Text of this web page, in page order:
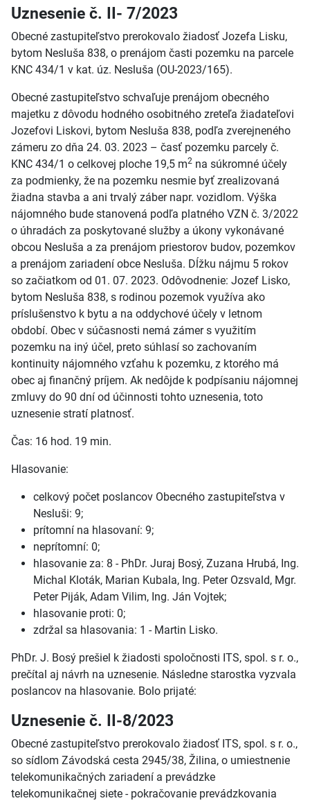
Uznesenie č. II- 7/2023
Obecné zastupiteľstvo prerokovalo žiadosť Jozefa Lisku,
bytom Nesluša 838, o prenájom časti pozemku na parcele
KNC 434/1 v kat. úz. Nesluša (OU-2023/165).
Obecné zastupiteľstvo schvaľuje prenájom obecného
majetku z dôvodu hodného osobitného zreteľa žiadateľovi
Jozefovi Liskovi, bytom Nesluša 838, podľa zverejneného
zámeru zo dňa 24. 03. 2023 – časť pozemku parcely č.
KNC 434/1 o celkovej ploche 19,5 m2 na súkromné účely
za podmienky, že na pozemku nesmie byť zrealizovaná
žiadna stavba a ani trvalý záber napr. vozidlom. Výška
nájomného bude stanovená podľa platného VZN č. 3/2022
o úhradách za poskytované služby a úkony vykonávané
obcou Nesluša a za prenájom priestorov budov, pozemkov
a prenájom zariadení obce Nesluša. Dĺžku nájmu 5 rokov
so začiatkom od 01. 07. 2023. Odôvodnenie: Jozef Lisko,
bytom Nesluša 838, s rodinou pozemok využíva ako
príslušenstvo k bytu a na oddychové účely v letnom
období. Obec v súčasnosti nemá zámer s využitím
pozemku na iný účel, preto súhlasí so zachovaním
kontinuity nájomného vzťahu k pozemku, z ktorého má
obec aj finančný príjem. Ak nedôjde k podpísaniu nájomnej
zmluvy do 90 dní od účinnosti tohto uznesenia, toto
uznesenie stratí platnosť.
Čas: 16 hod. 19 min.
Hlasovanie:
celkový počet poslancov Obecného zastupiteľstva v
Nesluši: 9;
prítomní na hlasovaní: 9;
neprítomní: 0;
hlasovanie za: 8 - PhDr. Juraj Bosý, Zuzana Hrubá, Ing.
Michal Kloták, Marian Kubala, Ing. Peter Ozsvald, Mgr.
Peter Piják, Adam Vilim, Ing. Ján Vojtek;
hlasovanie proti: 0;
zdržal sa hlasovania: 1 - Martin Lisko.
PhDr. J. Bosý prešiel k žiadosti spoločnosti ITS, spol. s r. o.,
prečítal aj návrh na uznesenie. Následne starostka vyzvala
poslancov na hlasovanie. Bolo prijaté:
Uznesenie č. II-8/2023
Obecné zastupiteľstvo prerokovalo žiadosť ITS, spol. s r. o.,
so sídlom Závodská cesta 2945/38, Žilina, o umiestnenie
telekomunikačných zariadení a prevádzke
telekomunikačnej siete - pokračovanie prevádzkovania